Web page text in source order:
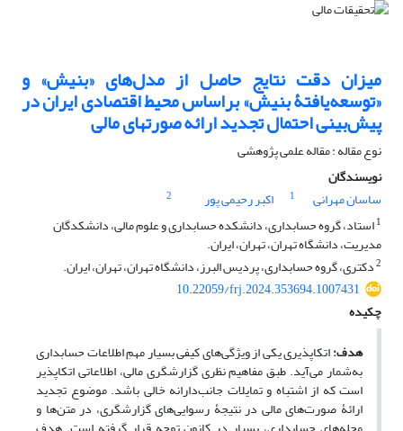
میزان دقت نتایج حاصل از مدل‌های «بنیش» و
«توسعه‌یافتۀ بنیش» براساس محیط اقتصادی ایران در
پیش‌بینی احتمال تجدید ارائه صورت‏های مالی
نوع مقاله : مقاله علمی پژوهشی
نویسندگان
ساسان مهرانی
1 اکبر رحیمی پور
2
1استاد، گروه حسابداری، دانشکده حسابداری و علوم مالی، دانشکدگان
مدیریت، دانشگاه تهران، تهران، ایران.
2دکتری، گروه حسابداری، پردیس البرز، دانشگاه تهران، تهران، ایران.
10.22059/frj.2024.353694.1007431
چکیده
هدف:اتکاپذیری یکی از ویژگی‌های کیفی بسیار مهمِ اطلاعات حسابداری
به‌شمار می‌آید. طبق مفاهیم نظری گزارشگری مالی، اطلاعاتی اتکاپذیر
است که از اشتباه و تمایلات جانب‌دارانه خالی باشد. موضوع تجدید
ارائۀ صورت‌های مالی در نتیجۀ رسوایی‌های گزارشگری، در متن‌ها و